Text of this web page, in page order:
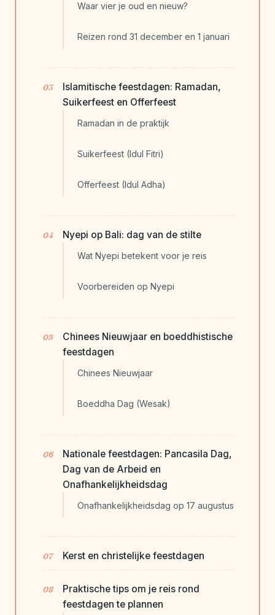
Waar vier je oud en nieuw?
Reizen rond 31 december en 1 januari
Islamitische feestdagen: Ramadan,
Suikerfeest en Offerfeest
Ramadan in de praktijk
Suikerfeest (Idul Fitri)
Offerfeest (Idul Adha)
Nyepi op Bali: dag van de stilte
Wat Nyepi betekent voor je reis
Voorbereiden op Nyepi
Chinees Nieuwjaar en boeddhistische
feestdagen
Chinees Nieuwjaar
Boeddha Dag (Wesak)
Nationale feestdagen: Pancasila Dag,
Dag van de Arbeid en
Onafhankelijkheidsdag
Onafhankelijkheidsdag op 17 augustus
Kerst en christelijke feestdagen
Praktische tips om je reis rond
feestdagen te plannen